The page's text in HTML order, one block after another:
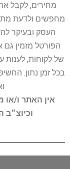
מחירים, לקבל
מחפשים ולדעת מתי
העסק ובעיקר
הפורטל מזמין
של לקוחות,
בכל זמן נתון.
אין האתר ו/או
וכיוצ״ב